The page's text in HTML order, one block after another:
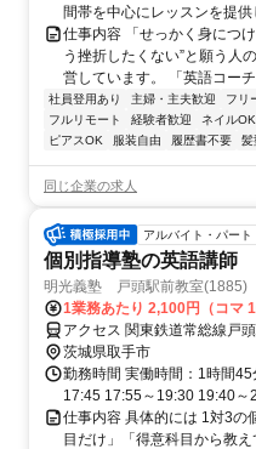
間帯を中心にレッスンを提供
仕事内容 「せっかく身につ
う挫折したくない”と願う人
営しています。 「英語コー
社員登用あり 主婦・主夫歓迎 フリ
フルリモート
経験者歓迎 ネイルOK
ピアスOK
服装自由 履歴書不要 髪
同じ企業の求人
アルバイト・パート
個別指導塾の英語講師
明光義塾 戸頭駅前教室(1885)
1業務あたり 2,100円（コマ
アクセス 関東鉄道常総線戸
茨城県取手市
勤務時間 実働時間：1時間
17:45 17:55～19:30 19:40
仕事内容 具体的には 1対3の
目だけ」「得意科目から教